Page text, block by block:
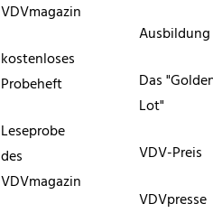
VDVmagazin
kostenloses
Probeheft
Leseprobe
des
VDVmagazin
Ausbildung
Das
Lot"
VDV-Preis
VDVpresse